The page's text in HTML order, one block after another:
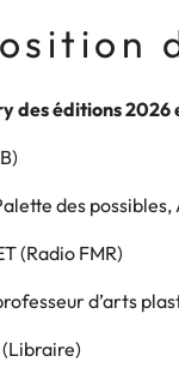
des éditions
des possibles,
(Radio FMR)
d’arts